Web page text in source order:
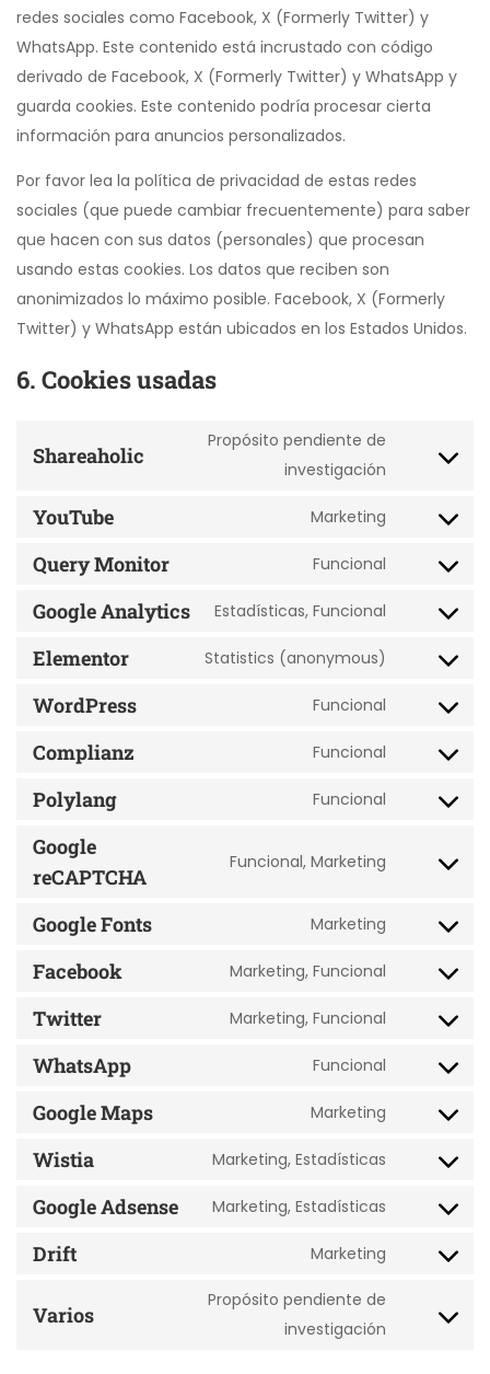
redes sociales como Facebook, X (Formerly Twitter) y
WhatsApp. Este contenido está incrustado con código
derivado de Facebook, X (Formerly Twitter) y WhatsApp y
guarda cookies. Este contenido podría procesar cierta
información para anuncios personalizados.
Por favor lea la política de privacidad de estas redes
sociales (que puede cambiar frecuentemente) para saber
que hacen con sus datos (personales) que procesan
usando estas cookies. Los datos que reciben son
anonimizados lo máximo posible. Facebook, X (Formerly
Twitter) y WhatsApp están ubicados en los Estados Unidos.
6. Cookies usadas
Shareaholic
Propósito pendiente de
investigación
YouTube Marketing
Query Monitor Funcional
Google Analytics Estadísticas, Funcional
Elementor Statistics (anonymous)
WordPress Funcional
Complianz Funcional
Polylang Funcional
Google
reCAPTCHA
Funcional, Marketing
Google Fonts Marketing
Facebook Marketing, Funcional
Twitter Marketing, Funcional
WhatsApp Funcional
Google Maps Marketing
Wistia Marketing, Estadísticas
Google Adsense Marketing, Estadísticas
Drift Marketing
Varios
Propósito pendiente de
investigación